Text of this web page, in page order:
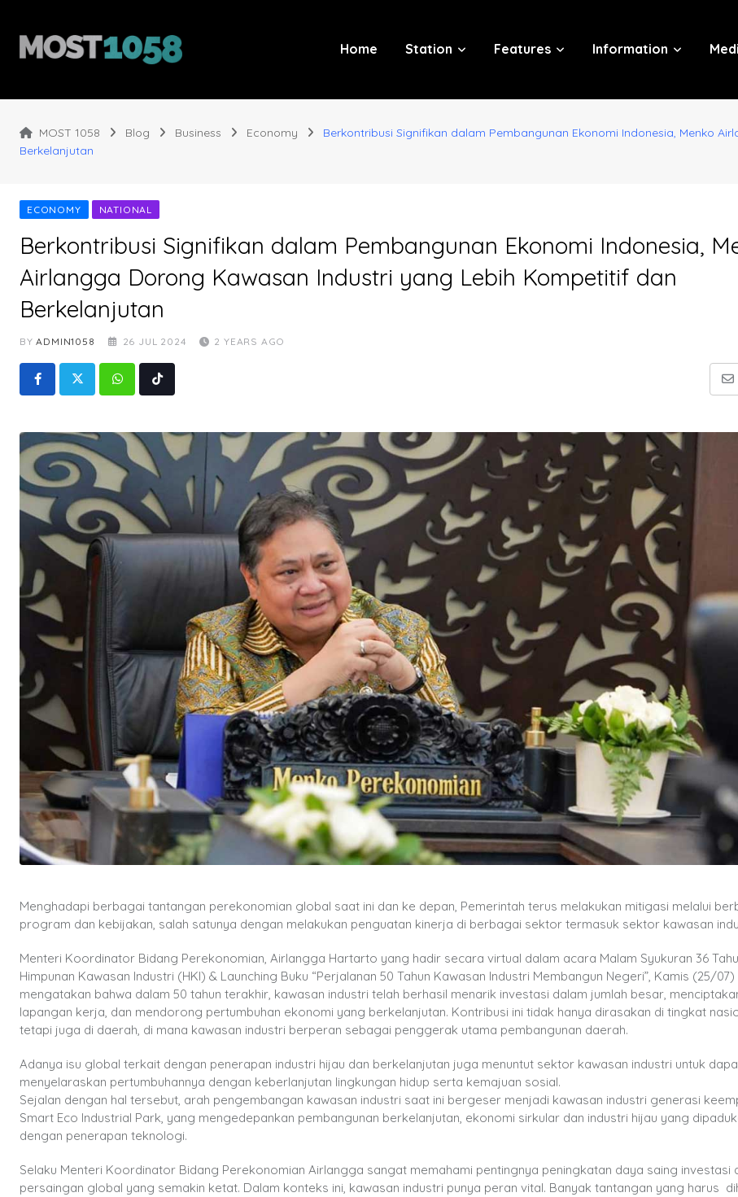
content
Home Station Features Information
MOST 1058 Blog Business Economy
Berkontribusi Signifikan dalam Pembangunan Ekonomi Indonesia, Menko
Berkelanjutan
ECONOMY NATIONAL
Berkontribusi Signifikan dalam Pembangunan Ekonomi Indonesia,
Airlangga Dorong Kawasan Industri yang Lebih Kompetitif dan
Berkelanjutan
BYADMIN1058 26 JUL 2024 2 YEARS AGO
WhatsappTiktok
Menghadapi berbagai tantangan perekonomian global saat ini dan ke depan, Pemerintah terus melakukan mitigasi melalui
program dan kebijakan, salah satunya dengan melakukan penguatan kinerja di berbagai sektor termasuk sektor kawasan
Menteri Koordinator Bidang Perekonomian, Airlangga Hartarto yang hadir secara virtual dalam acara Malam Syukuran 36
Himpunan Kawasan Industri (HKI) & Launching Buku “Perjalanan 50 Tahun Kawasan Industri Membangun Negeri”, Kamis (25/07)
mengatakan bahwa dalam 50 tahun terakhir, kawasan industri telah berhasil menarik investasi dalam jumlah besar,
lapangan kerja, dan mendorong pertumbuhan ekonomi yang berkelanjutan. Kontribusi ini tidak hanya dirasakan di tingkat
tetapi juga di daerah, di mana kawasan industri berperan sebagai penggerak utama pembangunan daerah.
Adanya isu global terkait dengan penerapan industri hijau dan berkelanjutan juga menuntut sektor kawasan industri untuk
menyelaraskan pertumbuhannya dengan keberlanjutan lingkungan hidup serta kemajuan sosial.
Sejalan dengan hal tersebut, arah pengembangan kawasan industri saat ini bergeser menjadi kawasan industri generasi
Smart Eco Industrial Park, yang mengedepankan pembangunan berkelanjutan, ekonomi sirkular dan industri hijau yang
dengan penerapan teknologi.
Selaku Menteri Koordinator Bidang Perekonomian Airlangga sangat memahami pentingnya peningkatan daya saing investasi
persaingan global yang semakin ketat. Dalam konteks ini, kawasan industri punya peran vital. Banyak tantangan yang harus